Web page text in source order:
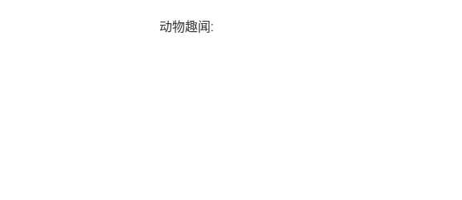
动物趣闻: